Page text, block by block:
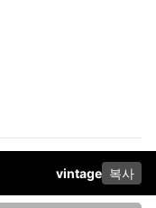
vintage 복사
사업자 정보다운로드